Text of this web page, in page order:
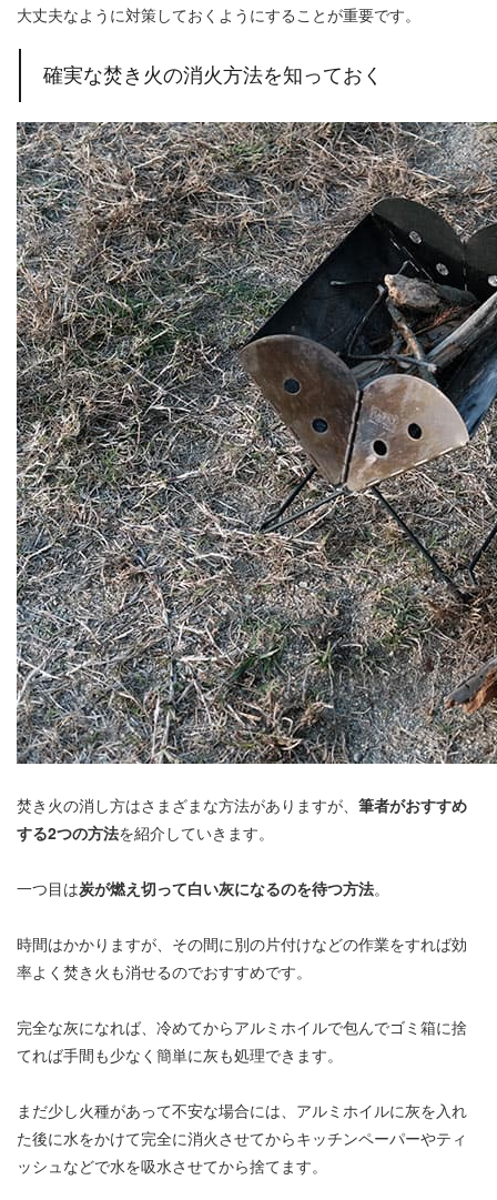
大丈夫なように対策しておくようにすることが重要です。
確実な焚き火の消火方法を知っておく
焚き火の消し方はさまざまな方法がありますが、 筆者がおすすめ
する2つの方法を紹介していきます。
一つ目は炭が燃え切って白い灰になるのを待つ方法。
時間はかかりますが、その間に別の片付けなどの作業をすれば効
率よく焚き火も消せるのでおすすめです。
完全な灰になれば、冷めてからアルミホイルで包んでゴミ箱に捨
てれば手間も少なく簡単に灰も処理できます。
まだ少し火種があって不安な場合には、アルミホイルに灰を入れ
た後に水をかけて完全に消火させてからキッチンペーパーやティ
ッシュなどで水を吸水させてから捨てます。